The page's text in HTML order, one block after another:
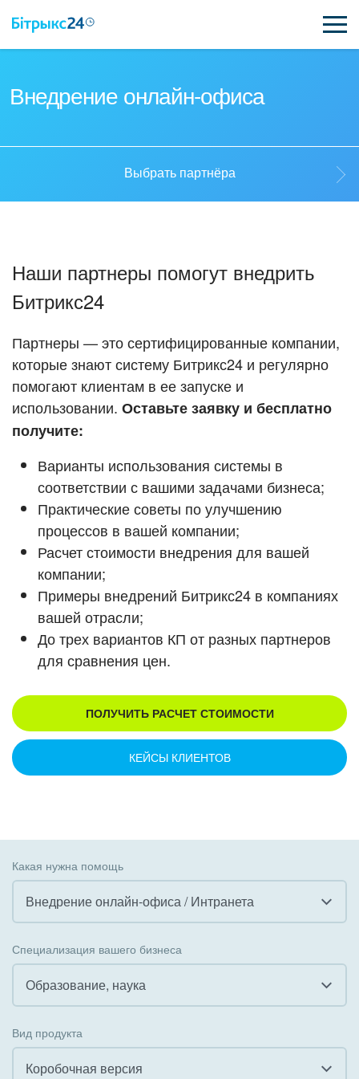
ПОДДЕРЖКА
ВХОД
ВХОД
Внедрение онлайн-офиса
Стать партнёром
Кейсы партнёров
Смотреть видеокейсы
Выбрать партнёра
Наши партнеры помогут внедрить
Битрикс24
Партнеры — это сертифицированные компании,
которые знают систему Битрикс24 и регулярно
помогают клиентам в ее запуске и
использовании. Оставьте заявку и бесплатно
получите:
Варианты использования системы в
соответствии с вашими задачами бизнеса;
Практические советы по улучшению
процессов в вашей компании;
Расчет стоимости внедрения для вашей
компании;
Примеры внедрений Битрикс24 в компаниях
вашей отрасли;
До трех вариантов КП от разных партнеров
для сравнения цен.
ПОЛУЧИТЬ РАСЧЕТ СТОИМОСТИ
КЕЙСЫ КЛИЕНТОВ
Какая нужна помощь
Внедрение онлайн-офиса / Интранета
Внедрение КЭДО
Интеграция с 1С
Специализация вашего бизнеса
Образование, наука
Вид продукта
Коробочная версия